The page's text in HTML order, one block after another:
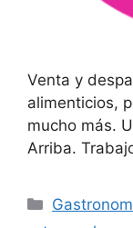
Venta y
alimenticios,
mucho más.
Arriba.